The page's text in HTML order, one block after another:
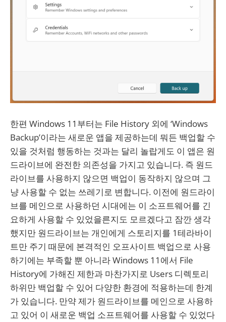
한편 Windows 11부터는 File History 외에 ‘Windows
Backup’이라는 새로운 앱을 제공하는데 뭐든 백업할 수
있을 것처럼 행동하는 것과는 달리 놀랍게도 이 앱은 원
드라이브에 완전한 의존성을 가지고 있습니다. 즉 원드
라이브를 사용하지 않으면 백업이 동작하지 않으며 그
냥 사용할 수 없는 쓰레기로 변합니다. 이전에 원드라이
브를 메인으로 사용하던 시대에는 이 소프트웨어를 긴
요하게 사용할 수 있었을른지도 모르겠다고 잠깐 생각
했지만 원드라이브는 개인에게 스토리지를 1테라바이
트만 주기 때문에 본격적인 오프사이트 백업으로 사용
하기에는 부족할 뿐 아니라 Windows 11에서 File
History에 가해진 제한과 마찬가지로 Users 디렉토리
하위만 백업할 수 있어 다양한 환경에 적용하는데 한계
가 있습니다. 만약 제가 원드라이브를 메인으로 사용하
고 있어 이 새로운 백업 소프트웨어를 사용할 수 있었다